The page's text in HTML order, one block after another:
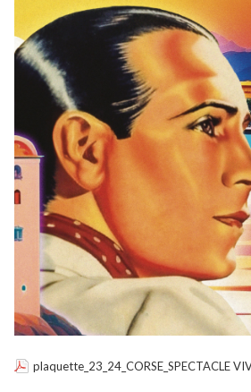
plaquette_23_24_CORSE_SPECTACLE